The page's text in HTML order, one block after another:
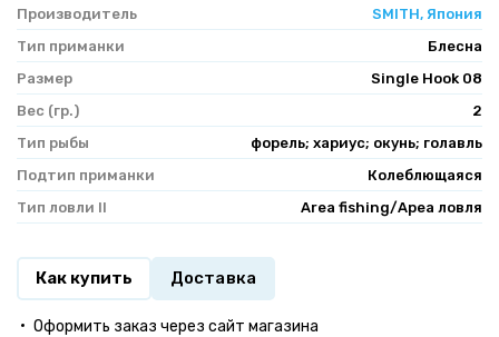
Производитель
SMITH, Япония
Тип приманки
Блесна
Размер
Single Hook 08
Вес (гр.)
2
Тип рыбы
форель; хариус; окунь; голавль
Подтип приманки
Колеблющаяся
Тип ловли II
Area fishing/Ареа ловля
Как купить Доставка
Оформить заказ через сайт магазина